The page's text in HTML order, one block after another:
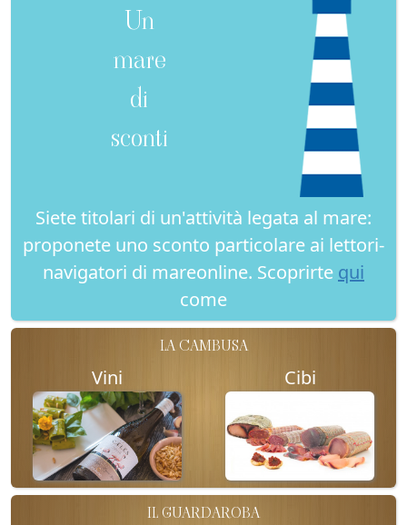
Un
mare
di
sconti
Siete titolari di un'attività legata al mare:
proponete uno sconto particolare ai lettori-
navigatori di mareonline. Scoprirte qui
come
LA CAMBUSA
Vini Cibi
IL GUARDAROBA